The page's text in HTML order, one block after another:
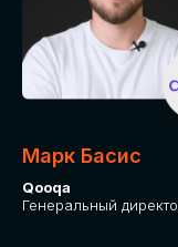
Марк Басис
Qooqa
Генеральный